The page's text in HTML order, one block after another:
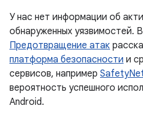
У нас нет информации об
обнаруженных уязвимостей.
Предотвращение атак
платформа безопасности и
сервисов, например
вероятность успешного
Android.